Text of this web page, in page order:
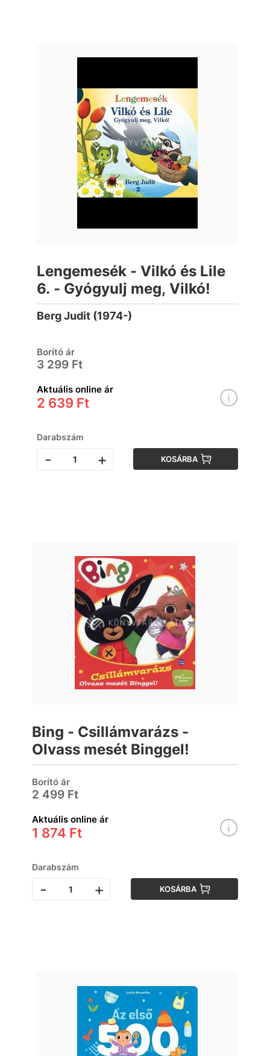
Lengemesék - Vilkó és Lile
6. - Gyógyulj meg, Vilkó!
Berg Judit (1974-)
Borító ár
3 299 Ft
Aktuális online ár
2 639 Ft
Darabszám
- + KOSÁRBA
Bing - Csillámvarázs -
Olvass mesét Binggel!
Borító ár
2 499 Ft
Aktuális online ár
1 874 Ft
Darabszám
- + KOSÁRBA